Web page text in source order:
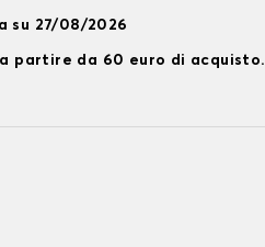
su 27/08/2026
partire da 60 euro di acquisto.